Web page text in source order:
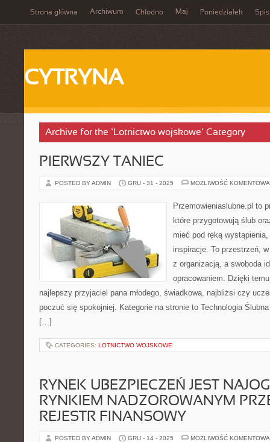
Strona główna Archiwum Chłodno Maj Poniedziałek Spis
CYTRYNA
Archive for the ‘Lotnictwo wojskowe’ Category
PIERWSZY TANIEC
POSTED BY ADMIN GRU - 31 - 2025 MOŻLIWOŚĆ
Przemowieniaslubne.pl to
które przygotowują ślub
mieć pod ręką
inspiracje. To przestrzeń,
z organizacją, a swoboda
opracowaniem. Dzięki
najlepszy przyjaciel pana młodego, świadkowa, najbliżsi czy
poczuć się spokojniej. Kategorie na stronie to Technologia
[…]
CATEGORIES: LOTNICTWO WOJSKOWE
RYNEK UBEZPIECZEŃ JEST
RYNKIEM NADZOROWANYM
REJESTR FINANSOWY
POSTED BY ADMIN GRU - 14 - 2025 MOŻLIWOŚĆ